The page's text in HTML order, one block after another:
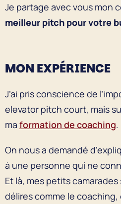
Je partage avec vous mon
meilleur pitch pour votre
MON EXPÉRIENCE
J’ai pris conscience de
elevator pitch court, mais
ma formation de coaching.
On nous a demandé
à une personne qui ne
Et là, mes petits
délires comme le coaching,